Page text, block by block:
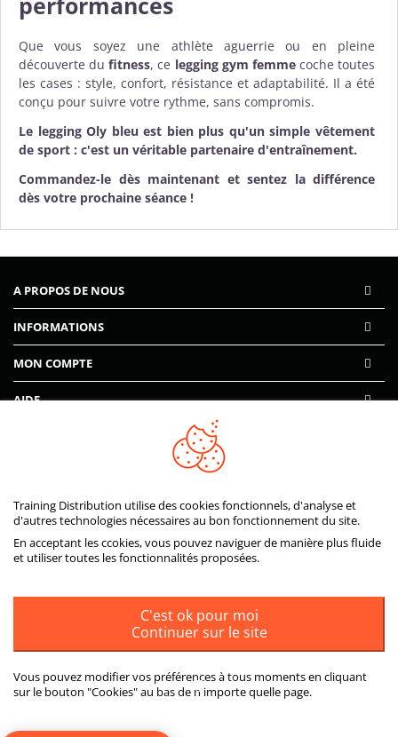
Que vous soyez une athlète aguerrie ou en pleine
découverte dufitness, ce legging gym femmecoche toutes
les cases : style, confort, résistance et adaptabilité. Il a été
conçu pour suivre votre rythme, sans compromis.
Le legging Oly bleu est bien plus qu'un simple vêtement
de sport : c'est un véritable partenaire d'entraînement.
Commandez-le dès maintenant et sentez la différence
dès votre prochaine séance !
A PROPOS DE NOUS
INFORMATIONS
MON COMPTE
Training Distribution utilise des cookies fonctionnels, d'analyse et
d'autres technologies nécessaires au bon fonctionnement du site.
En acceptant les ccokies, vous pouvez naviguer de manière plus fluide
et utiliser toutes les fonctionnalités proposées.
C'est ok pour moi
Continuer sur le site
Vous pouvez modifier vos préférences à tous moments en cliquant
sur le bouton "Cookies" au bas de n'importe quelle page.
AIDE